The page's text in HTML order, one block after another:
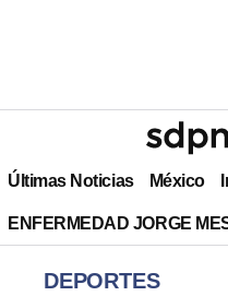
Últimas Noticias México
ENFERMEDAD JORGE
DEPORTES